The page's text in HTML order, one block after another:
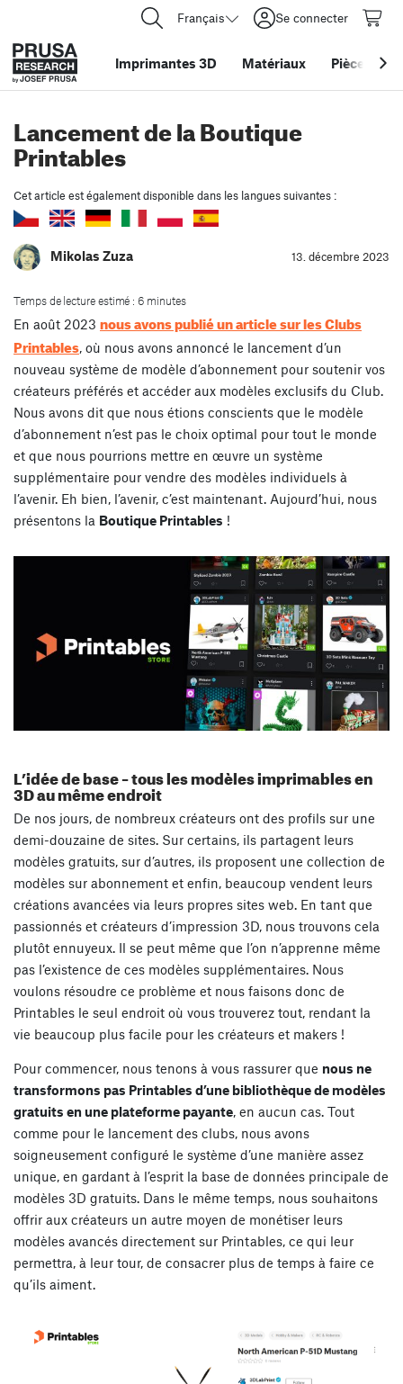
Français Se connecter
Imprimantes 3D Matériaux Pièces &
Lancement de la Boutique
Printables
Cet article est également disponible dans les langues suivantes :
Mikolas Zuza 13. décembre 2023
Temps de lecture estimé : 6 minutes
En août 2023 nous avons publié un article sur les Clubs
Printables, où nous avons annoncé le lancement d’un
nouveau système de modèle d’abonnement pour soutenir vos
créateurs préférés et accéder aux modèles exclusifs du Club.
Nous avons dit que nous étions conscients que le modèle
d’abonnement n’est pas le choix optimal pour tout le monde
et que nous pourrions mettre en œuvre un système
supplémentaire pour vendre des modèles individuels à
l’avenir. Eh bien, l’avenir, c’est maintenant. Aujourd’hui, nous
présentons la Boutique Printables !
L’idée de base – tous les modèles imprimables en
3D au même endroit
De nos jours, de nombreux créateurs ont des profils sur une
demi-douzaine de sites. Sur certains, ils partagent leurs
modèles gratuits, sur d’autres, ils proposent une collection de
modèles sur abonnement et enfin, beaucoup vendent leurs
créations avancées via leurs propres sites web. En tant que
passionnés et créateurs d’impression 3D, nous trouvons cela
plutôt ennuyeux. Il se peut même que l’on n’apprenne même
pas l’existence de ces modèles supplémentaires. Nous
voulons résoudre ce problème et nous faisons donc de
Printables le seul endroit où vous trouverez tout, rendant la
vie beaucoup plus facile pour les créateurs et makers !
Pour commencer, nous tenons à vous rassurer que nous ne
transformons pas Printables d’une bibliothèque de modèles
gratuits en une plateforme payante, en aucun cas. Tout
comme pour le lancement des clubs, nous avons
soigneusement configuré le système d’une manière assez
unique, en gardant à l’esprit la base de données principale de
modèles 3D gratuits. Dans le même temps, nous souhaitons
offrir aux créateurs un autre moyen de monétiser leurs
modèles avancés directement sur Printables, ce qui leur
permettra, à leur tour, de consacrer plus de temps à faire ce
qu’ils aiment.